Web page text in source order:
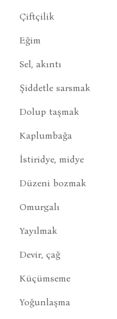
Çiftçilik
Eğim
Sel, akıntı
Şiddetle sarsmak
Dolup taşmak
Kaplumbağa
İstiridye, midye
Düzeni bozmak
Omurgalı
Yayılmak
Devir, çağ
Küçümseme
Yoğunlaşma